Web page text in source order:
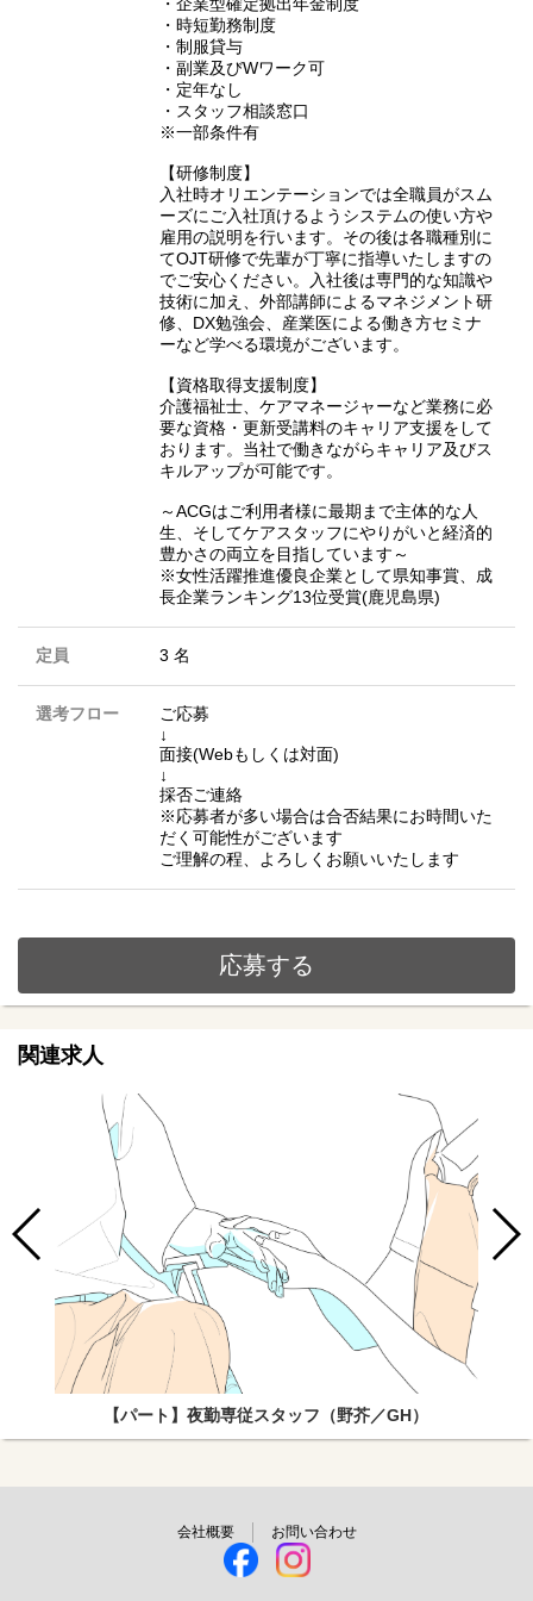
・企業型確定拠出年金制度
・時短勤務制度
・制服貸与
・副業及びWワーク可
・定年なし
・スタッフ相談窓口
※一部条件有
【研修制度】
入社時オリエンテーションでは全職員がスム
ーズにご入社頂けるようシステムの使い方や
雇用の説明を行います。その後は各職種別に
てOJT研修で先輩が丁寧に指導いたしますの
でご安心ください。入社後は専門的な知識や
技術に加え、外部講師によるマネジメント研
修、DX勉強会、産業医による働き方セミナ
ーなど学べる環境がございます。
【資格取得支援制度】
介護福祉士、ケアマネージャーなど業務に必
要な資格・更新受講料のキャリア支援をして
おります。当社で働きながらキャリア及びス
キルアップが可能です。
～ACGはご利用者様に最期まで主体的な人
生、そしてケアスタッフにやりがいと経済的
豊かさの両立を目指しています～
※女性活躍推進優良企業として県知事賞、成
長企業ランキング13位受賞(鹿児島県)
定員 3 名
選考フロー
ご応募
↓
面接(Webもしくは対面)
↓
採否ご連絡
※応募者が多い場合は合否結果にお時間いた
だく可能性がございます
ご理解の程、よろしくお願いいたします
応募する
関連求人
【パート】夜勤専従スタッフ（野芥／GH）
会社概要 お問い合わせ